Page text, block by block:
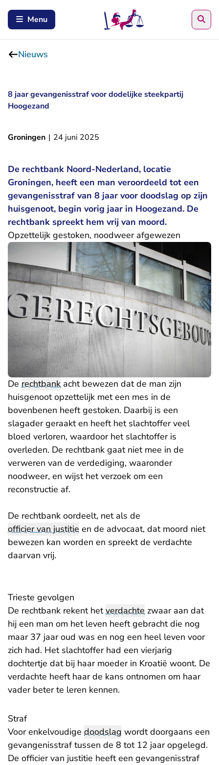
Menu
Nieuws
8 jaar gevangenisstraf voor dodelijke steekpartij
Hoogezand
Groningen | 24 juni 2025
De rechtbank Noord-Nederland, locatie
Groningen, heeft een man veroordeeld tot een
gevangenisstraf van 8 jaar voor doodslag op zijn
huisgenoot, begin vorig jaar in Hoogezand. De
rechtbank spreekt hem vrij van moord.
Opzettelijk gestoken, noodweer afgewezen
De rechtbank acht bewezen dat de man zijn
huisgenoot opzettelijk met een mes in de
bovenbenen heeft gestoken. Daarbij is een
slagader geraakt en heeft het slachtoffer veel
bloed verloren, waardoor het slachtoffer is
overleden. De rechtbank gaat niet mee in de
verweren van de verdediging, waaronder
noodweer, en wijst het verzoek om een
reconstructie af.
De rechtbank oordeelt, net als de
officier van justitie en de advocaat, dat moord niet
bewezen kan worden en spreekt de verdachte
daarvan vrij.
Trieste gevolgen
De rechtbank rekent hetverdachte zwaar aan dat
hij een man om het leven heeft gebracht die nog
maar 37 jaar oud was en nog een heel leven voor
zich had. Het slachtoffer had een vierjarig
dochtertje dat bij haar moeder in Kroatië woont. De
verdachte heeft haar de kans ontnomen om haar
vader beter te leren kennen.
Straf
Voor enkelvoudige doodslag wordt doorgaans een
gevangenisstraf tussen de 8 tot 12 jaar opgelegd.
De officier van justitie heeft een gevangenisstraf